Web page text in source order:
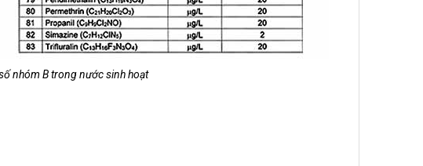
nhóm B trong nước sinh hoạt